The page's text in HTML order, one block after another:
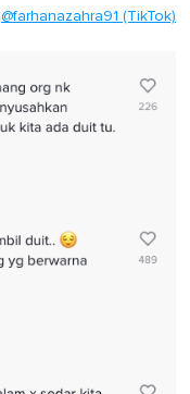
@farhanazahra91 (TikTok)